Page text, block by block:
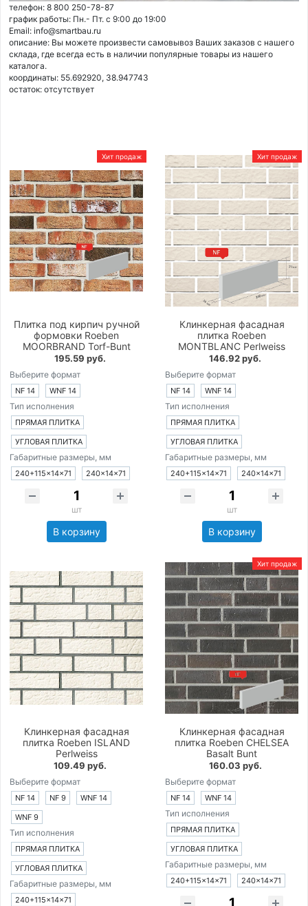
телефон: 8 800 250-78-87
график работы: Пн.- Пт. с 9:00 до 19:00
Email: info@smartbau.ru
описание: Вы можете произвести самовывоз Ваших заказов с нашего
склада, где всегда есть в наличии популярные товары из нашего
каталога.
координаты: 55.692920, 38.947743
остаток: отсутствует
Хит продаж
Плитка под кирпич ручной
формовки Roeben
MOORBRAND Torf-Bunt
195.59 руб.
Выберите формат
NF 14 WNF 14
Тип исполнения
ПРЯМАЯ ПЛИТКА
УГЛОВАЯ ПЛИТКА
Габаритные размеры, мм
240+115×14×71 240×14×71
шт
В корзину
Хит продаж
Клинкерная фасадная
плитка Roeben
MONTBLANC Perlweiss
146.92 руб.
Выберите формат
NF 14 WNF 14
Тип исполнения
ПРЯМАЯ ПЛИТКА
УГЛОВАЯ ПЛИТКА
Габаритные размеры, мм
240+115×14×71 240×14×71
шт
В корзину
Клинкерная фасадная
плитка Roeben ISLAND
Perlweiss
109.49 руб.
Выберите формат
NF 14 NF 9
WNF 14
WNF 9
Тип исполнения
ПРЯМАЯ ПЛИТКА
УГЛОВАЯ ПЛИТКА
Габаритные размеры, мм
240+115×14×71
Хит продаж
Клинкерная фасадная
плитка Roeben CHELSEA
Basalt Bunt
160.03 руб.
Выберите формат
NF 14 WNF 14
Тип исполнения
ПРЯМАЯ ПЛИТКА
УГЛОВАЯ ПЛИТКА
Габаритные размеры, мм
240+115×14×71 240×14×71